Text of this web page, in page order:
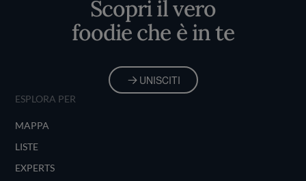
Scopri il vero
foodie che è in te
UNISCITI
ESPLORA PER
MAPPA
LISTE
EXPERTS